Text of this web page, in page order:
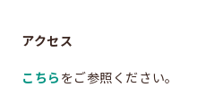
アクセス
こちら をご参照ください。